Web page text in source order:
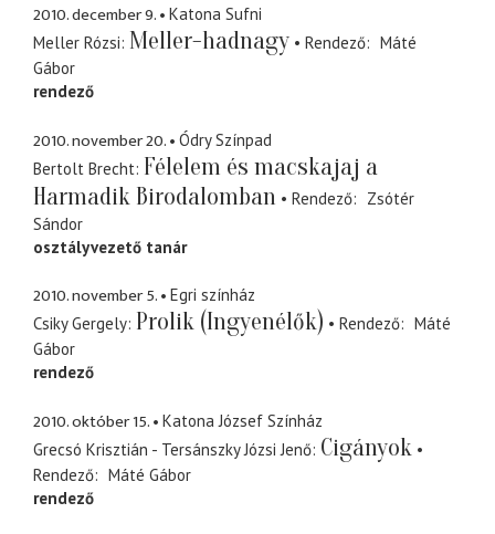
2010. december 9.
Katona Sufni
Meller Rózsi Meller-hadnagy Rendező
Máté
Gábor
rendező
2010. november 20.
Ódry Színpad
Bertolt Brecht Félelem és macskajaj a
Harmadik Birodalomban
Rendező
Zsótér
Sándor
osztályvezető tanár
2010. november 5.
Egri színház
Csiky Gergely Prolik (Ingyenélők) Rendező
Máté
Gábor
rendező
2010. október 15.
Katona József Színház
Grecsó Krisztián - Tersánszky Józsi Jenő Cigányok
Rendező
Máté Gábor
rendező